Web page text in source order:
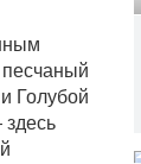
песчаный
Голубой